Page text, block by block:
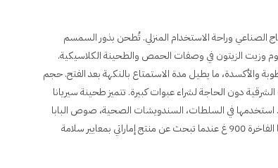
جودة الإنتاج الصناعي وراحة الاستخدام المنزلي. تُطحن بذور السمسم
وزيت الزيتون في وصفات الحمص والطحينة الكلاسيكية.
ما يطيل مدة الاستمتاع بالنكهة بعد الفتح. حجم
دون الحاجة لشراء عبوات كبيرة. تتميز طحينة سيريانا
استخدمها في السلطات، السندويشات الصحية، صوص البابا
غنوج، والكوكيز بالسمسم للحصول على نكهة أصيلة وموثوقة. اختر طحينة سيريانا الفاخرة 900 غ عندما تبحث عن منتج إماراتي بمعايير سلامة